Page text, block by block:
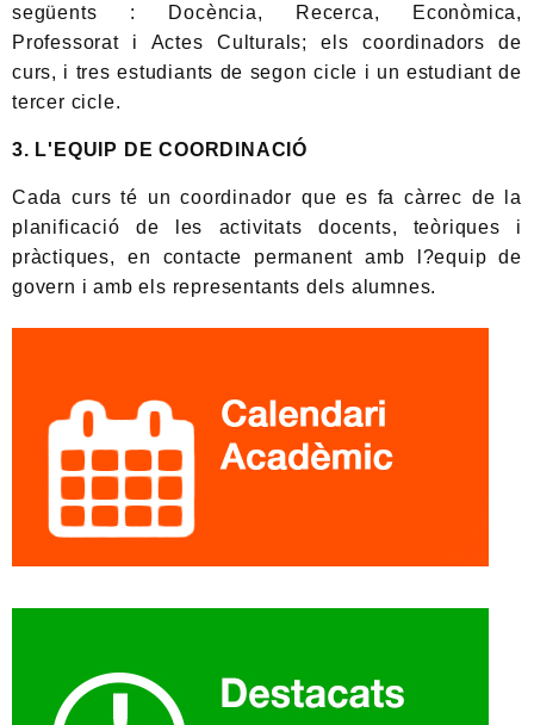
següents : Docència, Recerca, Econòmica,
Professorat i Actes Culturals; els coordinadors de
curs, i tres estudiants de segon cicle i un estudiant de
tercer cicle.
3. L'EQUIP DE COORDINACIÓ
Cada curs té un coordinador que es fa càrrec de la
planificació de les activitats docents, teòriques i
pràctiques, en contacte permanent amb l?equip de
govern i amb els representants dels alumnes.
Informació